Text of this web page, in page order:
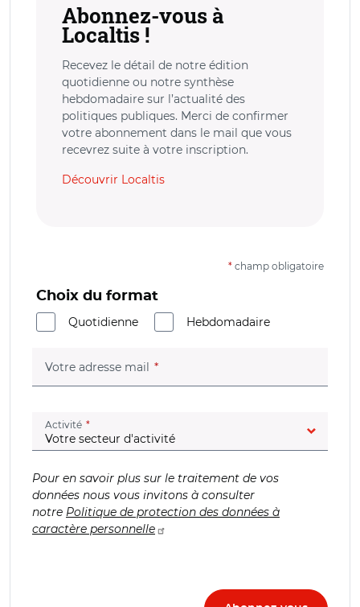
Abonnez-vous à
Localtis !
Recevez le détail de notre édition
quotidienne ou notre synthèse
hebdomadaire sur l’actualité des
politiques publiques. Merci de confirmer
votre abonnement dans le mail que vous
recevrez suite à votre inscription.
Découvrir Localtis
* champ obligatoire
Choix du format
Quotidienne
Hebdomadaire
Votre adresse mail (champ obligatoire)
Activité (champ obligatoire)
Pour en savoir plus sur le traitement de vos
données nous vous invitons à consulter
notre Politique de protection des données à
caractère personnelle